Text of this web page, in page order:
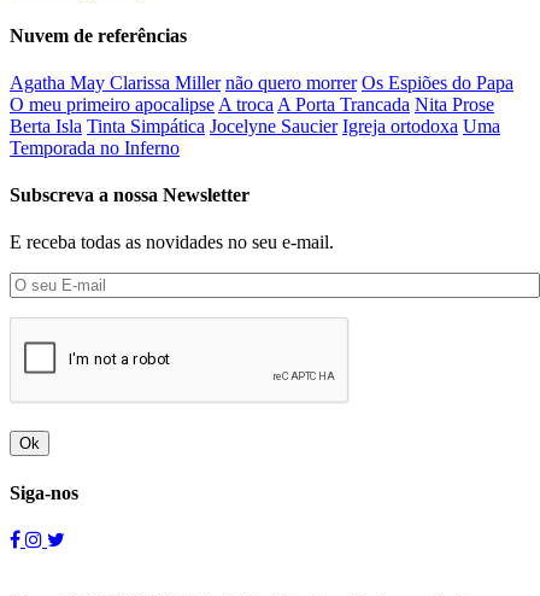
Nuvem de referências
Agatha May Clarissa Miller não quero morrer Os Espiões do Papa
O meu primeiro apocalipse A troca A Porta Trancada Nita Prose
Berta Isla Tinta Simpática Jocelyne Saucier Igreja ortodoxa Uma
Temporada no Inferno
Subscreva a nossa Newsletter
E receba todas as novidades no seu e-mail.
Ok
Siga-nos